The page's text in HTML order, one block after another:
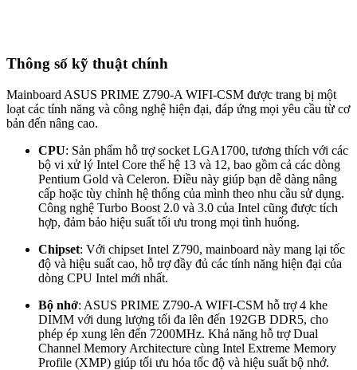
Thông số kỹ thuật chính
Mainboard ASUS PRIME Z790-A WIFI-CSM được trang bị một
loạt các tính năng và công nghệ hiện đại, đáp ứng mọi yêu cầu từ cơ
bản đến nâng cao.
CPU: Sản phẩm hỗ trợ socket LGA1700, tương thích với các
bộ vi xử lý Intel Core thế hệ 13 và 12, bao gồm cả các dòng
Pentium Gold và Celeron. Điều này giúp bạn dễ dàng nâng
cấp hoặc tùy chỉnh hệ thống của mình theo nhu cầu sử dụng.
Công nghệ Turbo Boost 2.0 và 3.0 của Intel cũng được tích
hợp, đảm bảo hiệu suất tối ưu trong mọi tình huống.
Chipset: Với chipset Intel Z790, mainboard này mang lại tốc
độ và hiệu suất cao, hỗ trợ đầy đủ các tính năng hiện đại của
dòng CPU Intel mới nhất.
Bộ nhớ: ASUS PRIME Z790-A WIFI-CSM hỗ trợ 4 khe
DIMM với dung lượng tối đa lên đến 192GB DDR5, cho
phép ép xung lên đến 7200MHz. Khả năng hỗ trợ Dual
Channel Memory Architecture cùng Intel Extreme Memory
Profile (XMP) giúp tối ưu hóa tốc độ và hiệu suất bộ nhớ.